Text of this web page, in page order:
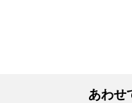
あわせ